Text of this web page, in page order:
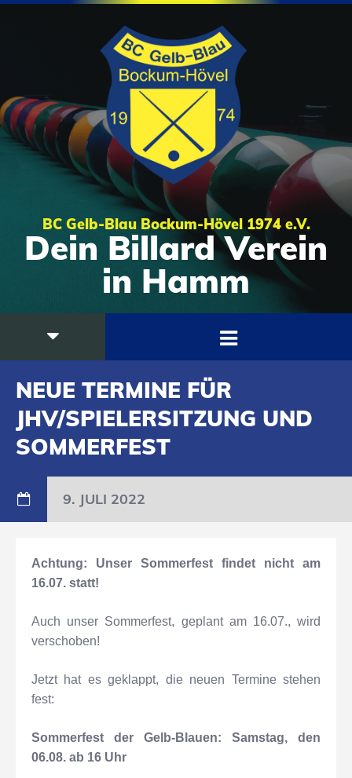
BC Gelb-Blau Bockum-Hövel 1974 e.V.
Dein Billard Verein
in Hamm
NEUE TERMINE FÜR
JHV/SPIELERSITZUNG UND
SOMMERFEST
9. JULI 2022
Achtung: Unser Sommerfest findet nicht am
16.07. statt!
Auch unser Sommerfest, geplant am 16.07., wird
verschoben!
Jetzt hat es geklappt, die neuen Termine stehen
fest:
Sommerfest
der Gelb-Blauen: Samstag, den
06.08. ab 16 Uhr